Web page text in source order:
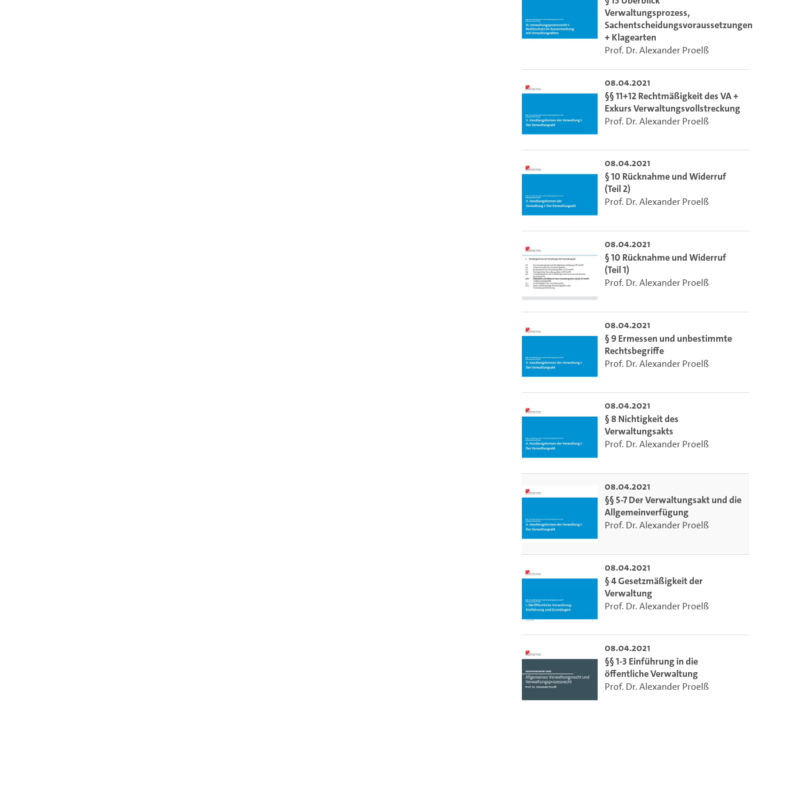
Verwaltungsprozess,
Sachentscheidungsvoraussetzungen
+ Klagearten
Prof. Dr. Alexander Proelß
08.04.2021
§§ 11+12 Rechtmäßigkeit des VA +
Exkurs Verwaltungsvollstreckung
Prof. Dr. Alexander Proelß
08.04.2021
§ 10 Rücknahme und Widerruf
(Teil 2)
Prof. Dr. Alexander Proelß
08.04.2021
§ 10 Rücknahme und Widerruf
(Teil 1)
Prof. Dr. Alexander Proelß
08.04.2021
§ 9 Ermessen und unbestimmte
Rechtsbegriffe
Prof. Dr. Alexander Proelß
08.04.2021
§ 8 Nichtigkeit des
Verwaltungsakts
Prof. Dr. Alexander Proelß
08.04.2021
§§ 5-7 Der Verwaltungsakt und die
Allgemeinverfügung
Prof. Dr. Alexander Proelß
08.04.2021
§ 4 Gesetzmäßigkeit der
Verwaltung
Prof. Dr. Alexander Proelß
08.04.2021
§§ 1-3 Einführung in die
öffentliche Verwaltung
Prof. Dr. Alexander Proelß